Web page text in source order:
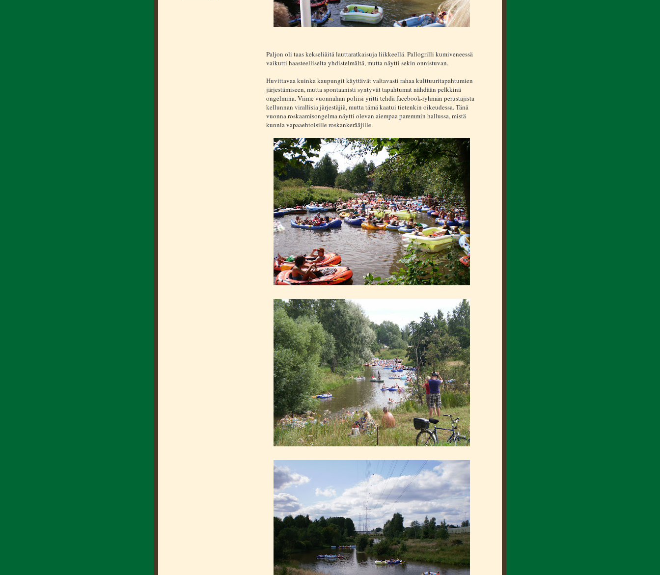
Paljon oli taas kekseliäitä lauttaratkaisuja liikkeellä. Pallogrilli kumiveneessä
vaikutti haasteelliselta yhdistelmältä, mutta näytti sekin onnistuvan.
Huvittavaa kuinka kaupungit käyttävät valtavasti rahaa kulttuuritapahtumien
järjestämiseen, mutta spontaanisti syntyvät tapahtumat nähdään pelkkinä
ongelmina. Viime vuonnahan poliisi yritti tehdä facebook-ryhmän perustajista
kellunnan virallisia järjestäjiä, mutta tämä kaatui tietenkin oikeudessa. Tänä
vuonna roskaamisongelma näytti olevan aiempaa paremmin hallussa, mistä
kunnia vapaaehtoisille roskankerääjille.